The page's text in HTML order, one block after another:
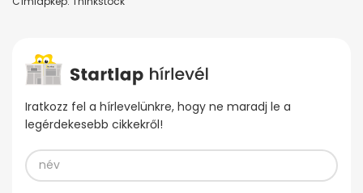
Iratkozz fel a hírlevelünkre, hogy ne maradj le a
legérdekesebb cikkekről!